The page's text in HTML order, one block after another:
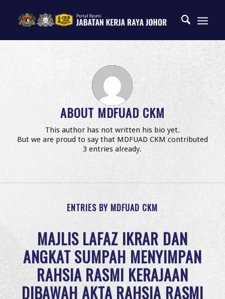
ABOUT MDFUAD CKM
This author has not written his bio yet.
But we are proud to say thatMDFUAD CKMcontributed
3 entries already.
ENTRIES BY MDFUAD CKM
MAJLIS LAFAZ IKRAR DAN
ANGKAT SUMPAH MENYIMPAN
RAHSIA RASMI KERAJAAN
DIBAWAH AKTA RAHSIA RASMI